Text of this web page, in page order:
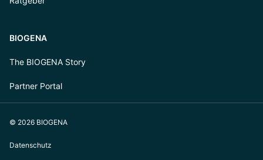
BIOGENA
The BIOGENA Story
Partner Portal
© 2026 BIOGENA
Datenschutz